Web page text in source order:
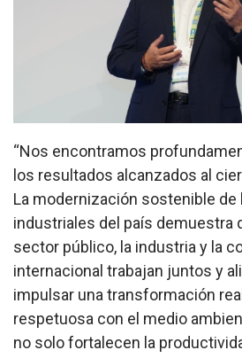
“Nos encontramos
los resultados alcanzados al
La modernización sostenible de
industriales del país demuestra
sector público, la industria y la
internacional trabajan juntos y
impulsar una transformación
respetuosa con el medio
no solo fortalecen la